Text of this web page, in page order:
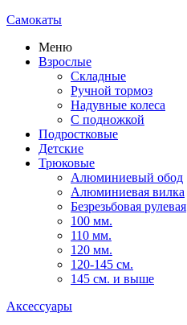
Самокаты
Меню
Взрослые
Складные
Ручной тормоз
Надувные колеса
С подножкой
Подростковые
Детские
Трюковые
Алюминиевый обод
Алюминиевая вилка
Безрезьбовая рулевая
100 мм.
110 мм.
120 мм.
120-145 см.
145 см. и выше
Аксессуары